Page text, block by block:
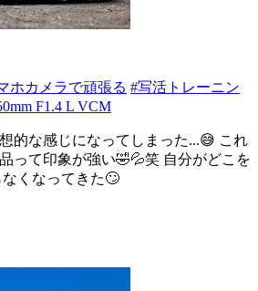
ホカメラで頑張る #写活トレーニン
F1.4 L VCM
的な感じになってしまった...😅 これ
って印象が強い🤣💦笑 自分がどこを
くなってきた🙄